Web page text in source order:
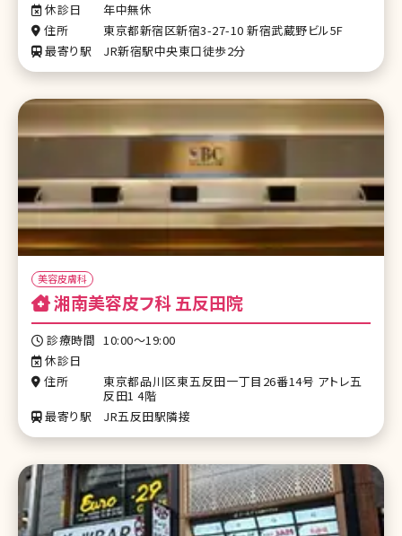
休診日
年中無休
住所
東京都新宿区新宿3-27-10 新宿武蔵野ビル5F
最寄り駅
JR新宿駅中央東口徒歩2分
美容皮膚科
湘南美容皮フ科 五反田院
診療時間 10:00～19:00
休診日
住所
東京都品川区東五反田一丁目26番14号 アトレ五
反田1 4階
最寄り駅
JR五反田駅隣接